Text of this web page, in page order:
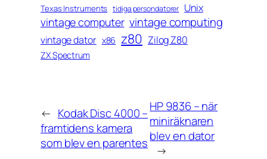
Texas Instruments tidiga persondatorer Unix
vintage computer vintage computing
vintage dator x86 z80 Zilog Z80
ZX Spectrum
← Kodak Disc 4000 –
framtidens kamera
som blev en parentes
HP 9836 – när
miniräknaren
blev en dator
→